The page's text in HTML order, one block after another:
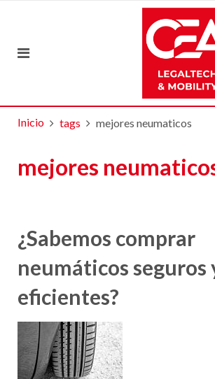
Inicio tags mejores neumaticos
mejores
¿Sabemos comprar
neumáticos seguros
eficientes?